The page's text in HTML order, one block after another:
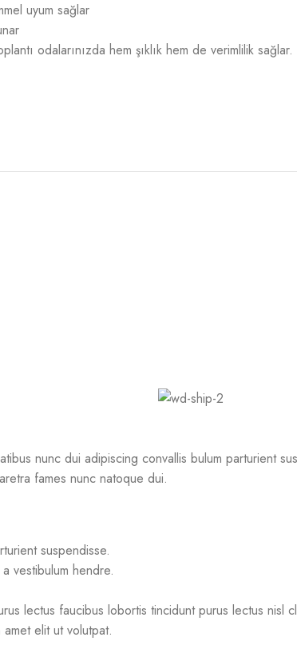
uyum sağlar
odalarınızda hem şıklık hem de verimlilik
nunc dui adipiscing convallis bulum parturient
fames nunc natoque dui.
suspendisse.
vestibulum hendre.
lectus faucibus lobortis tincidunt purus lectus nisl
elit ut volutpat.